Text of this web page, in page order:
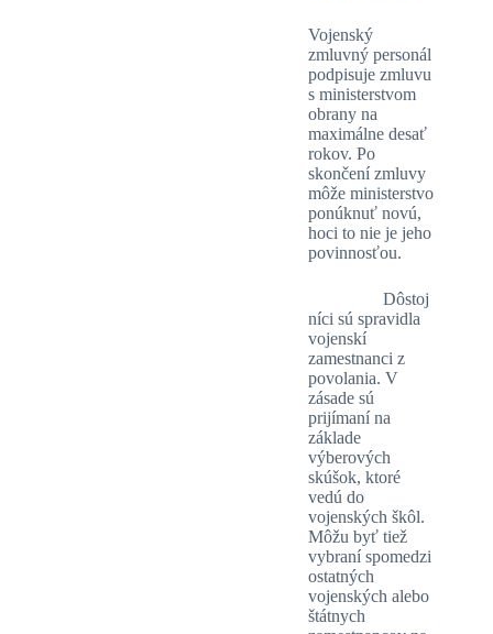
Vojenský
zmluvný personál
podpisuje zmluvu
s ministerstvom
obrany na
maximálne desať
rokov. Po
skončení zmluvy
môže ministerstvo
ponúknuť novú,
hoci to nie je jeho
povinnosťou.
Dôstoj
níci sú spravidla
vojenskí
zamestnanci z
povolania. V
zásade sú
prijímaní na
základe
výberových
skúšok, ktoré
vedú do
vojenských škôl.
Môžu byť tiež
vybraní spomedzi
ostatných
vojenských alebo
štátnych